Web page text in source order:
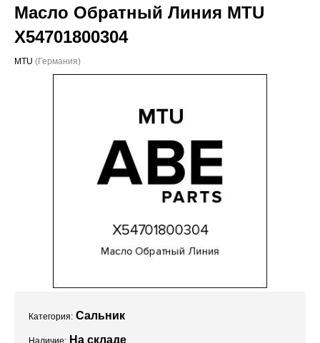
Продукция
Сервис
Масло Обратный Линия MTU
X54701800304
MTU (Германия)
Категория: Сальник
Наличие: На складе